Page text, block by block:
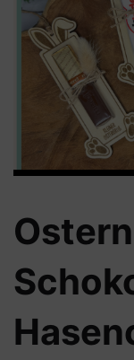
Ostern